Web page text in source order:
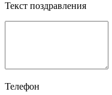
Текст поздравления
Телефон